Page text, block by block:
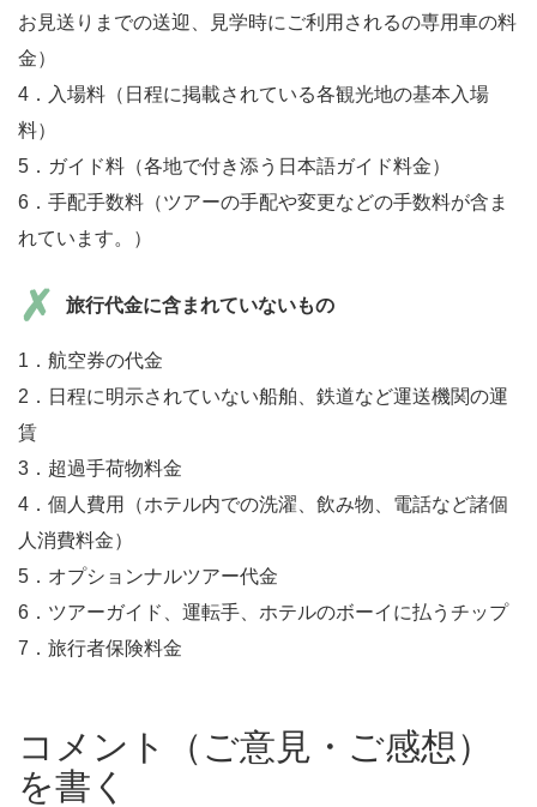
お見送りまでの送迎、見学時にご利用されるの専用車の料
金）
4．入場料（日程に掲載されている各観光地の基本入場
料）
5．ガイド料（各地で付き添う日本語ガイド料金）
6．手配手数料（ツアーの手配や変更などの手数料が含ま
れています。）
旅行代金に含まれていないもの
1．航空券の代金
2．日程に明示されていない船舶、鉄道など運送機関の運
賃
3．超過手荷物料金
4．個人費用（ホテル内での洗濯、飲み物、電話など諸個
人消費料金）
5．オプションナルツアー代金
6．ツアーガイド、運転手、ホテルのボーイに払うチップ
7．旅行者保険料金
コメント（ご意見・ご感想）
を書く